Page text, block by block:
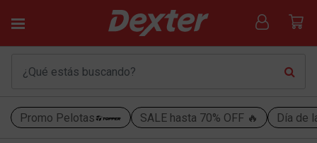
Promo Pelotas SALE hasta 70% OFF 🔥 Día de